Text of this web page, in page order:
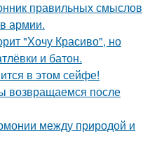
правильных смыслов
армии.
"Хочу Красиво", но
и батон.
в этом сейфе!
возвращаемся после
между природой и